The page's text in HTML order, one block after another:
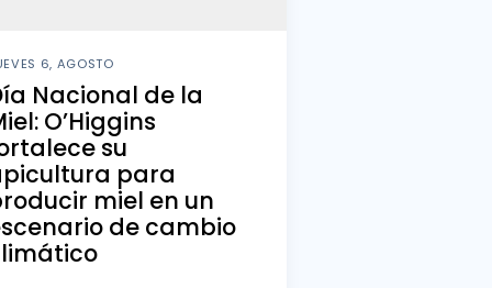
6, AGOSTO
Nacional de la
O’Higgins
su
para
miel en un
de cambio